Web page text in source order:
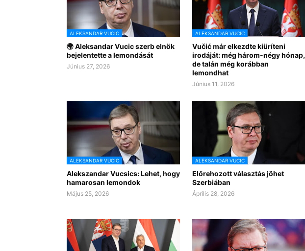
ALEKSANDAR VUCIC
🌍 Aleksandar Vucic szerb elnök
bejelentette a lemondását
Június 27, 2026
ALEKSANDAR VUCIC
Vučić már elkezdte kiüríteni
irodáját: még három-négy hónap,
de talán még korábban
lemondhat
Június 11, 2026
ALEKSANDAR VUCIC
Alekszandar Vucsics: Lehet, hogy
hamarosan lemondok
Május 25, 2026
ALEKSANDAR VUCIC
Előrehozott választás jöhet
Szerbiában
Április 28, 2026